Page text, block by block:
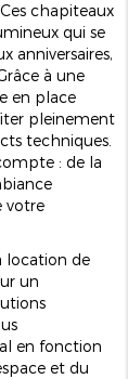
chapiteaux
qui se
anniversaires,
à une
en place
pleinement
techniques.
: de la
votre
location de
un
en fonction
et du